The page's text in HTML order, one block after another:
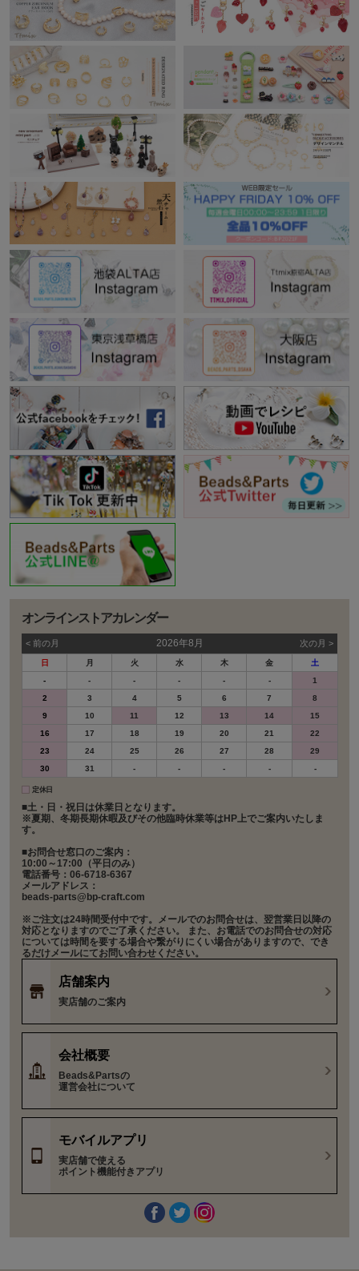
オンラインストアカレンダー
< 前の⽉ 2026年8月 次の⽉ >
日 月 火 水 木 金
土
-
- - - - -
1
2
3 4 5 6 7
8
9
10 11 12 13 14
15
16
17 18 19 20 21
22
23
24 25 26 27 28
29
30
31 - - - - -
定休日
■土・日・祝日は休業日となります。
※夏期、冬期長期休暇及びその他臨時休業等はHP上でご案内いたしま
す。
■お問合せ窓口のご案内：
10:00～17:00（平日のみ）
電話番号：06-6718-6367
メールアドレス：
beads-parts@bp-craft.com
※ご注文は24時間受付中です。メールでのお問合せは、翌営業日以降の
対応となりますのでご了承ください。 また、お電話でのお問合せの対応
については時間を要する場合や繋がりにくい場合がありますので、でき
るだけメールにてお問い合わせください。
店舗案内
実店舗のご案内
会社概要
Beads&Partsの
運営会社について
モバイルアプリ
実店舗で使える
ポイント機能付きアプリ